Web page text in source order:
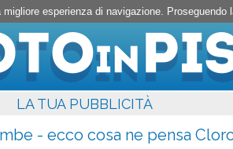
LA TUA PUBBLICITÀ
- ecco cosa ne pensa
esperienza di navigazione.